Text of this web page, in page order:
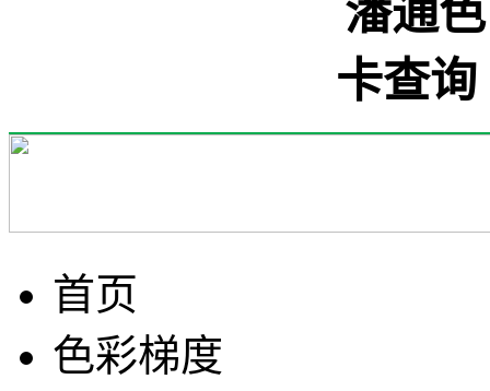
首页
色彩梯度